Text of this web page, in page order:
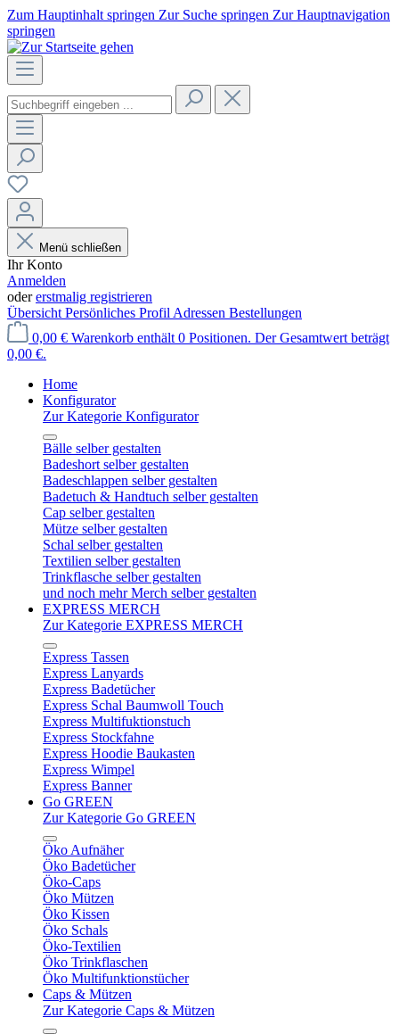
Zum Hauptinhalt springen Zur Suche springen Zur Hauptnavigation
springen
Menü schließen
Ihr Konto
Anmelden
odererstmalig registrieren
Übersicht Persönliches Profil Adressen Bestellungen
0,00 € Warenkorb enthält 0 Positionen. Der Gesamtwert beträgt
0,00 €.
Home
Konfigurator
Zur Kategorie Konfigurator
Bälle selber gestalten
Badeshort selber gestalten
Badeschlappen selber gestalten
Badetuch & Handtuch selber gestalten
Cap selber gestalten
Mütze selber gestalten
Schal selber gestalten
Textilien selber gestalten
Trinkflasche selber gestalten
und noch mehr Merch selber gestalten
EXPRESS MERCH
Zur Kategorie EXPRESS MERCH
Express Tassen
Express Lanyards
Express Badetücher
Express Schal Baumwoll Touch
Express Multifuktionstuch
Express Stockfahne
Express Hoodie Baukasten
Express Wimpel
Express Banner
Go GREEN
Zur Kategorie Go GREEN
Öko Aufnäher
Öko Badetücher
Öko-Caps
Öko Mützen
Öko Kissen
Öko Schals
Öko-Textilien
Öko Trinkflaschen
Öko Multifunktionstücher
Caps & Mützen
Zur Kategorie Caps & Mützen